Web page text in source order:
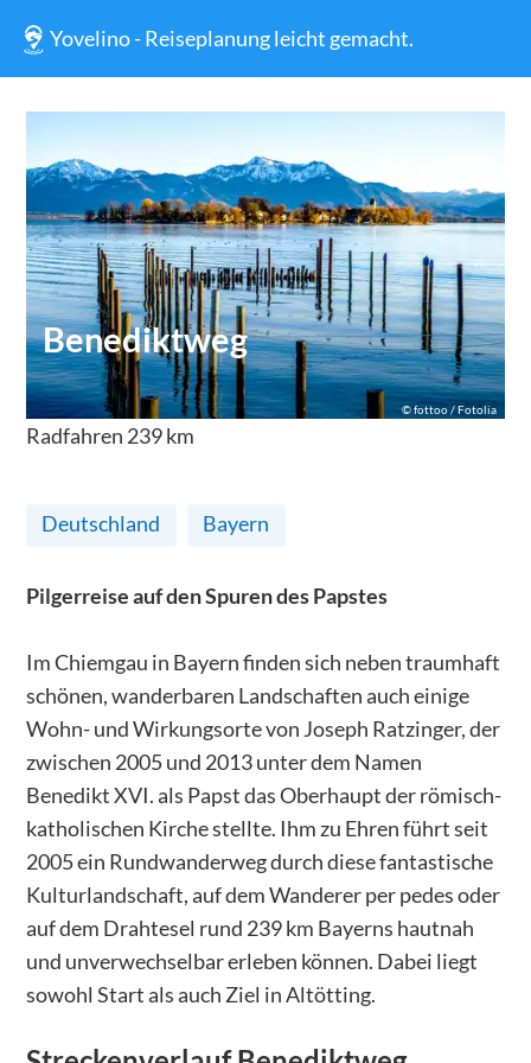
Yovelino - Reiseplanung leicht gemacht.
©fottoo / Fotolia
Benediktweg
Radfahren 239km
Deutschland Bayern
Pilgerreise auf den Spuren des Papstes
Im Chiemgau in Bayern finden sich neben traumhaft
schönen, wanderbaren Landschaften auch einige
Wohn- und Wirkungsorte von Joseph Ratzinger, der
zwischen 2005 und 2013 unter dem Namen
Benedikt XVI. als Papst das Oberhaupt der römisch-
katholischen Kirche stellte. Ihm zu Ehren führt seit
2005 ein Rundwanderweg durch diese fantastische
Kulturlandschaft, auf dem Wanderer per pedes oder
auf dem Drahtesel rund 239 km Bayerns hautnah
und unverwechselbar erleben können. Dabei liegt
sowohl Start als auch Ziel in Altötting.